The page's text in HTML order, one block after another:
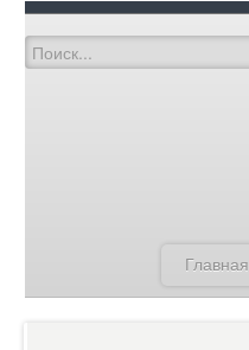
Главная